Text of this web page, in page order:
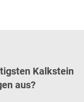
Kalkstein
aus?